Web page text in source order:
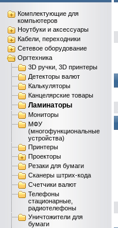
Комплектующие для
компьютеров
Ноутбуки и аксессуары
Кабели, переходники
Сетевое оборудование
Оргтехника
3D ручки, 3D принтеры
Детекторы валют
Калькуляторы
Канцелярские товары
Ламинаторы
Мониторы
МФУ
(многофункциональные
устройства)
Принтеры
Проекторы
Резаки для бумаги
Сканеры штрих-кода
Счетчики валют
Телефоны
стационарные,
радиотелефоны
Уничтожители для
бумаги